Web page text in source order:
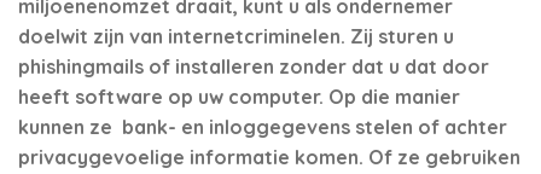
miljoenenomzet draait, kunt u als ondernemer
doelwit zijn van internetcriminelen. Zij sturen u
phishingmails of installeren zonder dat u dat door
heeft software op uw computer. Op die manier
kunnen ze bank- en inloggegevens stelen of achter
privacygevoelige informatie komen. Of ze gebruiken